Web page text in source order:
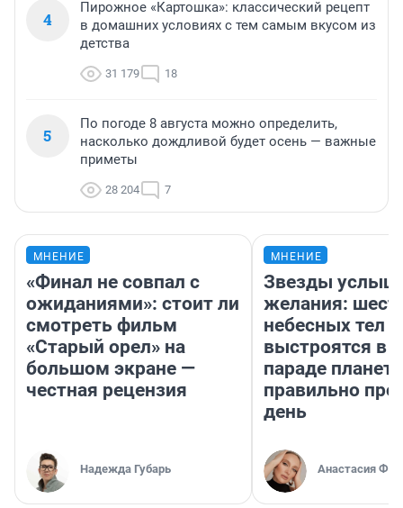
4
Пирожное «Картошка»: классический рецепт
в домашних условиях с тем самым вкусом из
детства
31 179 18
5
По погоде 8 августа можно определить,
насколько дождливой будет осень — важные
приметы
28 204 7
МНЕНИЕ
«Финал не совпал с
ожиданиями»: стоит ли
смотреть фильм
«Старый орел» на
большом экране —
честная рецензия
Надежда Губарь
МНЕНИЕ
Звезды
желания:
небесных тел
выстроятся в
параде планет
правильно
день
Анастасия